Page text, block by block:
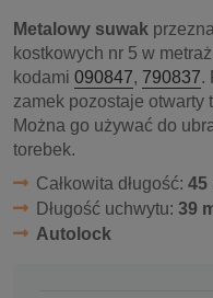
Metalowy suwak
kostkowych nr 5 w
kodami 090847, 790837.
zamek pozostaje otwarty
Można go używać do
torebek.
Całkowita długość: 45
Długość uchwytu: 39
Autolock